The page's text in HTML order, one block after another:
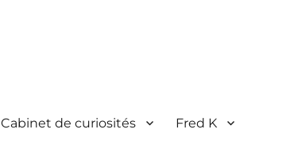
Cabinet de curiosités Fred K